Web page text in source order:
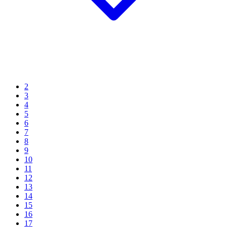
2
3
4
5
6
7
8
9
10
11
12
13
14
15
16
17